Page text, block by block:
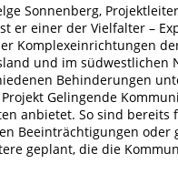
Sonnenberg,
er einer der Vielfalter –
Komplexeinrichtungen
und im südwestlichen
Behinderungen
Gelingende
anbietet. So sind
Beeinträchtigungen oder
geplant, die die